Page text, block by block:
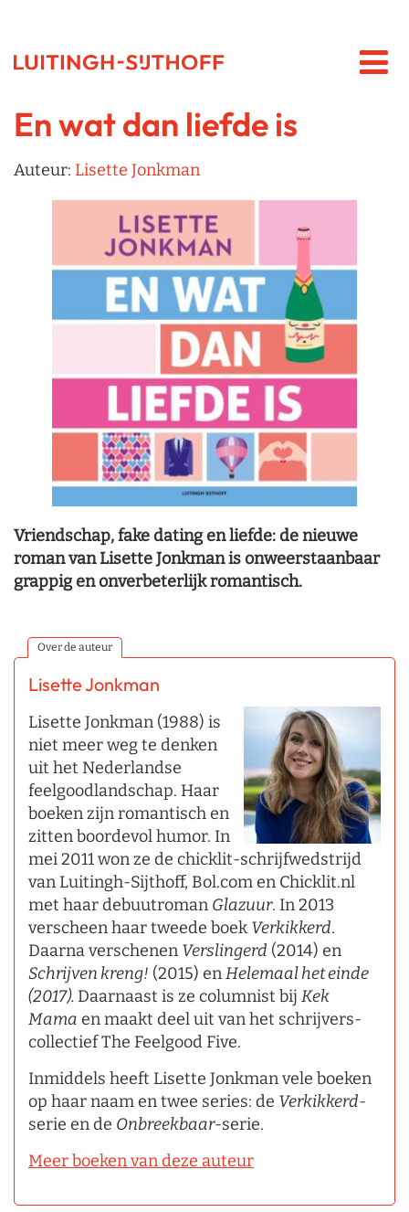
En wat dan liefde is
Auteur: Lisette Jonkman
Vriendschap, fake dating en liefde: de nieuwe
roman van Lisette Jonkman is onweerstaanbaar
grappig en onverbeterlijk romantisch.
Over de auteur
Lisette Jonkman
Lisette Jonkman (1988) is
niet meer weg te denken
uit het Nederlandse
feelgoodlandschap. Haar
boeken zijn romantisch en
zitten boordevol humor. In
mei 2011 won ze de chicklit-schrijfwedstrijd
van Luitingh-Sijthoff, Bol.com en Chicklit.nl
met haar debuutroman Glazuur. In 2013
verscheen haar tweede boek Verkikkerd.
Daarna verschenen Verslingerd (2014) en
Schrijven kreng! (2015) enHelemaal het einde
(2017). Daarnaast is ze columnist bij Kek
Mama en maakt deel uit van het schrijvers-
collectief The Feelgood Five.
Inmiddels heeft Lisette Jonkman vele boeken
op haar naam en twee series: de Verkikkerd-
serie en de Onbreekbaar-serie.
Meer boeken van deze auteur